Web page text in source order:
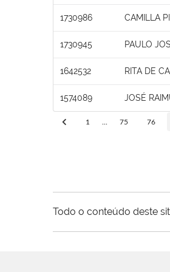
1730986 CAMILLA
1730945 PAULO
1642532 RITA DE
1574089 JOSÉ
1 75 76
Todo o conteúdo deste